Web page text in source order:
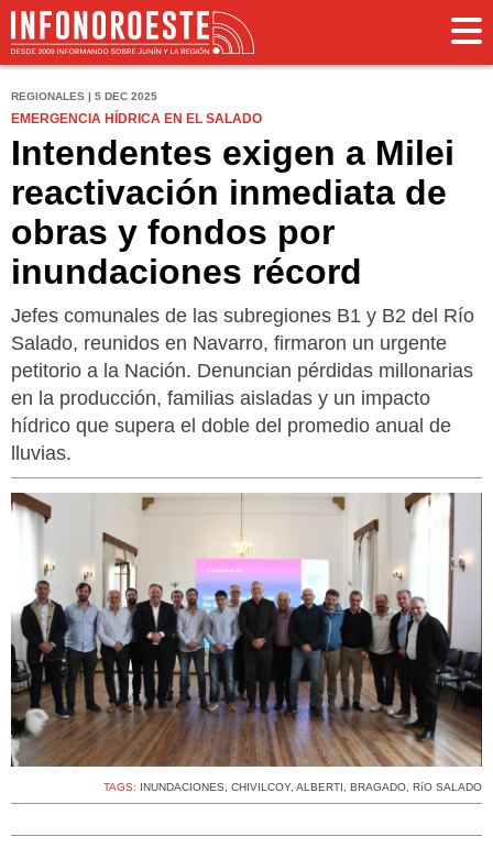
REGIONALES | 5 DEC 2025
EMERGENCIA HÍDRICA EN EL SALADO
Intendentes exigen a Milei
reactivación inmediata de
obras y fondos por
inundaciones récord
Jefes comunales de las subregiones B1 y B2 del Río
Salado, reunidos en Navarro, firmaron un urgente
petitorio a la Nación. Denuncian pérdidas millonarias
en la producción, familias aisladas y un impacto
hídrico que supera el doble del promedio anual de
lluvias.
TAGS: INUNDACIONES, CHIVILCOY, ALBERTI , BRAGADO, RíO SALADO